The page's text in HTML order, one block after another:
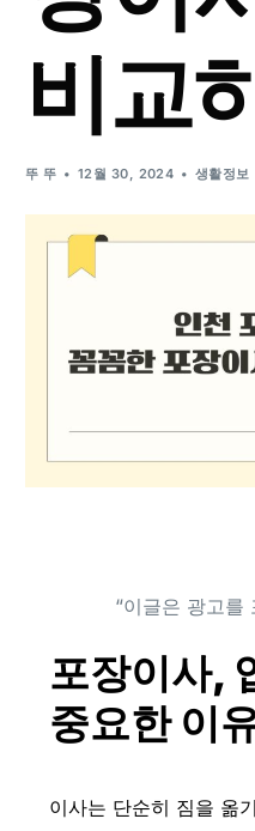
비교
뚜 뚜 12월 30, 2024 생활정보
“이글은 광고를
포장이사,
중요한 이
이사는 단순히 짐을 옮